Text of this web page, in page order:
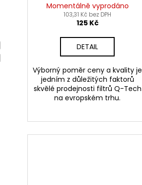
Momentálně vyprodáno
103,31 Kč bez DPH
125 Kč
DETAIL
Výborný poměr ceny a kvality je
jedním z důležitých faktorů
skvělé prodejnosti filtrů Q-Tech
na evropském trhu.